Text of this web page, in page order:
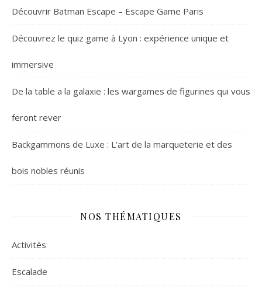
Découvrir Batman Escape – Escape Game Paris
Découvrez le quiz game à Lyon : expérience unique et
immersive
De la table a la galaxie : les wargames de figurines qui vous
feront rever
Backgammons de Luxe : L’art de la marqueterie et des
bois nobles réunis
NOS THÉMATIQUES
Activités
Escalade